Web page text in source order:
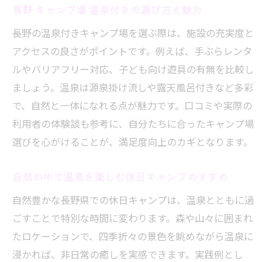
長野の温泉付きキャンプ場を選ぶ際は、施設の充実度と
アクセスの良さがポイントです。例えば、手ぶらレンタ
ルやバリアフリー対応、子ども向け遊具の有無を比較し
ましょう。温泉は源泉掛け流しや露天風呂付きなど多彩
で、自然と一体になれる点が魅力です。口コミや実際の
利用者の体験談も参考に、自分たちに合ったキャンプ場
選びを心がけることが、満足度向上のカギとなります。
自然豊かな長野県での休日キャンプは、温泉とともに過
ごすことで特別な時間に変わります。森や山々に囲まれ
たロケーションで、四季折々の景色を眺めながら温泉に
浸かれば、非日常の癒しを実感できます。実践例とし